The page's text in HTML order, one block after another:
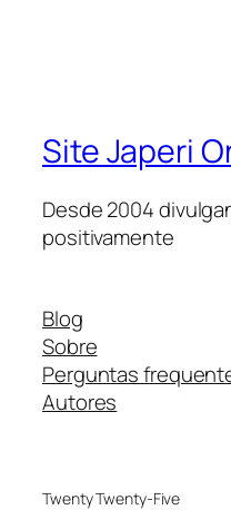
Site Japeri
Desde 2004
positivamente
Blog
Sobre
Perguntas
Autores
Twenty Twenty-Five